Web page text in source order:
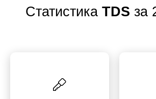
Статистика TDS за